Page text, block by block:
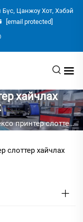
Цанжоу Хот, Хэбэй
[email protected]
хайчлах
слоттер хайчлах төхөөрөмж
слоттер хайчлах